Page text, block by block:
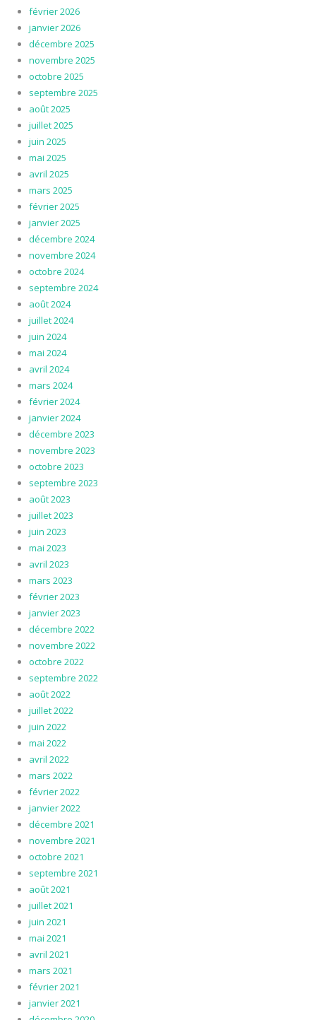
février 2026
janvier 2026
décembre 2025
novembre 2025
octobre 2025
septembre 2025
août 2025
juillet 2025
juin 2025
mai 2025
avril 2025
mars 2025
février 2025
janvier 2025
décembre 2024
novembre 2024
octobre 2024
septembre 2024
août 2024
juillet 2024
juin 2024
mai 2024
avril 2024
mars 2024
février 2024
janvier 2024
décembre 2023
novembre 2023
octobre 2023
septembre 2023
août 2023
juillet 2023
juin 2023
mai 2023
avril 2023
mars 2023
février 2023
janvier 2023
décembre 2022
novembre 2022
octobre 2022
septembre 2022
août 2022
juillet 2022
juin 2022
mai 2022
avril 2022
mars 2022
février 2022
janvier 2022
décembre 2021
novembre 2021
octobre 2021
septembre 2021
août 2021
juillet 2021
juin 2021
mai 2021
avril 2021
mars 2021
février 2021
janvier 2021